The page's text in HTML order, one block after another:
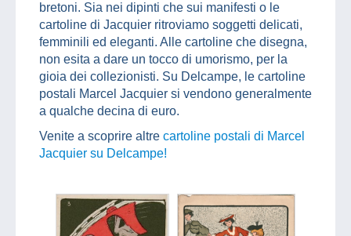
bretoni. Sia nei dipinti che sui manifesti o le
cartoline di Jacquier ritroviamo soggetti delicati,
femminili ed eleganti. Alle cartoline che disegna,
non esita a dare un tocco di umorismo, per la
gioia dei collezionisti. Su Delcampe, le cartoline
postali Marcel Jacquier si vendono generalmente
a qualche decina di euro.
Venite a scoprire altre cartoline postali di Marcel
Jacquier su Delcampe!